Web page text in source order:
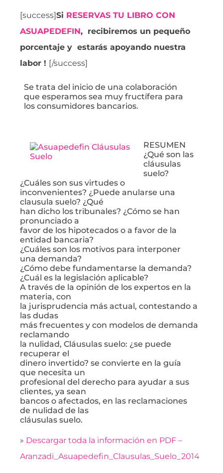
[success]Si RESERVAS TU LIBRO CON
ASUAPEDEFIN, recibiremos un pequeño
porcentaje y estarás apoyando nuestra
labor ! [/success]
Se trata del inicio de una colaboración
que esperamos sea muy fructífera para
los consumidores bancarios.
RESUMEN
¿Qué son las
cláusulas
suelo?
¿Cuáles son sus virtudes o
inconvenientes? ¿Puede anularse una
clausula suelo? ¿Qué
han dicho los tribunales? ¿Cómo se han
pronunciado a
favor de los hipotecados o a favor de la
entidad bancaria?
¿Cuáles son los motivos para interponer
una demanda?
¿Cómo debe fundamentarse la demanda?
¿Cuál es la legislación aplicable?
A través de la opinión de los expertos en la
materia, con
la jurisprudencia más actual, contestando a
las dudas
más frecuentes y con modelos de demanda
reclamando
la nulidad, Cláusulas suelo: ¿se puede
recuperar el
dinero invertido? se convierte en la guía
que necesita un
profesional del derecho para ayudar a sus
clientes, ya sean
bancos o afectados, en las reclamaciones
de nulidad de las
cláusulas suelo.
» Descargar toda la información en PDF –
Aranzadi_Asuapedefin_Clausulas_Suelo_2014